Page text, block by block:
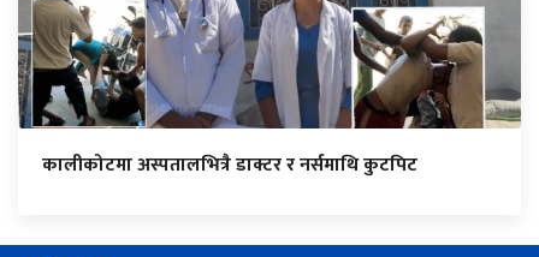
कालीकोटमा अस्पतालभित्रै डाक्टर र नर्समाथि कुटपिट